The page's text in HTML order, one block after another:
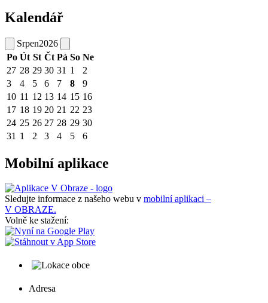
Kalendář
Srpen2026
Po Út St Čt Pá So Ne
27 28 29 30 31 1
2
3
4 5 6 7 8
9
10 11 12 13 14 15 16
17 18 19 20 21 22 23
24 25 26 27 28 29 30
31 1 2 3 4 5 6
Mobilní aplikace
Sledujte informace z našeho webu v mobilní aplikaci –
V OBRAZE.
Volně ke stažení:
Adresa